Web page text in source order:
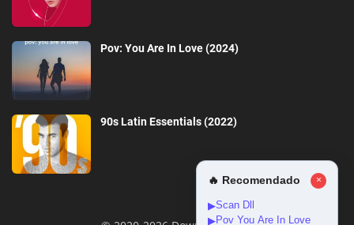
Pov: You Are In Love (2024)
90s Latin Essentials (2022)
🔥 Recomendado ×
▶Scan Dll
▶Pov You Are In Love